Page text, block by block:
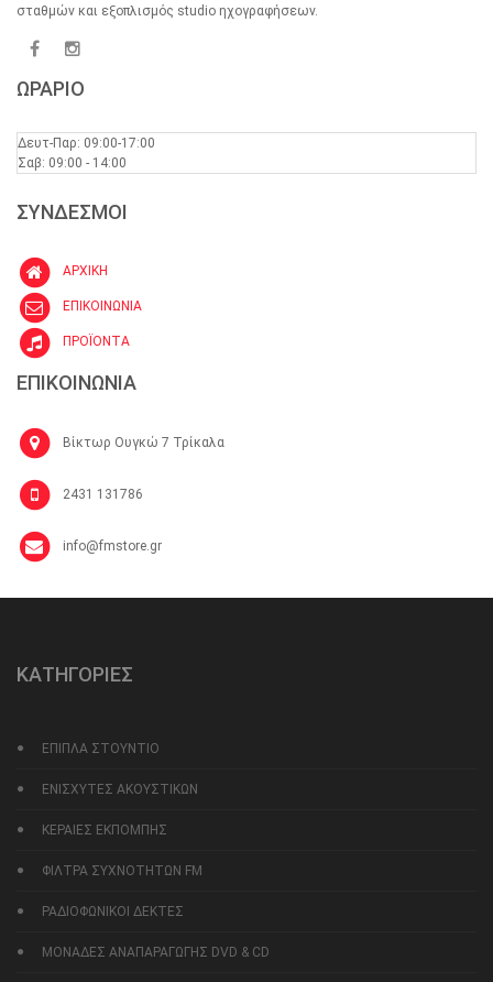
σταθμών και εξοπλισμός studio ηχογραφήσεων.
ΩΡΑΡΙΟ
Δευτ-Παρ: 09:00-17:00
Σαβ: 09:00 - 14:00
ΣΥΝΔΕΣΜΟΙ
ΑΡΧΙΚΗ
ΕΠΙΚΟΙΝΩΝΙΑ
ΠΡΟΪΟΝΤΑ
ΕΠΙΚΟΙΝΩΝΙΑ
Βίκτωρ Ουγκώ 7 Τρίκαλα
2431 131786
info@fmstore.gr
ΚΑΤΗΓΟΡΙΕΣ
ΕΠΙΠΛΑ ΣΤΟΥΝΤΙΟ
ΕΝΙΣΧΥΤΕΣ ΑΚΟΥΣΤΙΚΩΝ
ΚΕΡΑΙΕΣ ΕΚΠΟΜΠΗΣ
ΦΙΛΤΡΑ ΣΥΧΝΟΤΗΤΩΝ FM
ΡΑΔΙΟΦΩΝΙΚΟΙ ΔΕΚΤΕΣ
ΜΟΝΑΔΕΣ ΑΝΑΠΑΡΑΓΩΓΗΣ DVD & CD